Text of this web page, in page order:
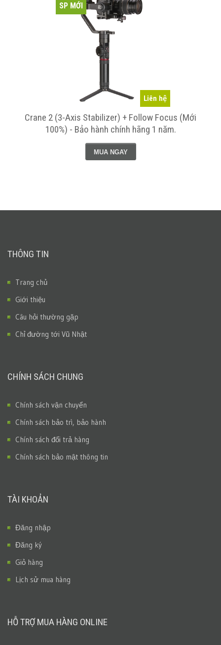
Liên hệ
SP MỚI
Crane 2 (3-Axis Stabilizer) + Follow Focus (Mới
100%) - Bảo hành chính hãng 1 năm.
MUA NGAY
THÔNG TIN
Trang chủ
Giới thiệu
Câu hỏi thường gặp
Chỉ đường tới Vũ Nhật
CHÍNH SÁCH CHUNG
Chính sách vận chuyển
Chính sách bảo trì, bảo hành
Chính sách đổi trả hàng
Chính sách bảo mật thông tin
TÀI KHOẢN
Đăng nhập
Đăng ký
Giỏ hàng
Lịch sử mua hàng
HỖ TRỢ MUA HÀNG ONLINE